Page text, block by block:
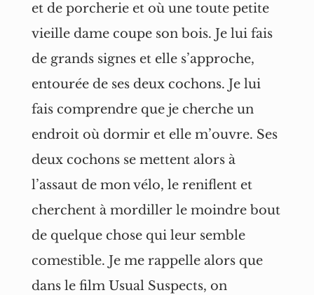
et de porcherie et où une toute petite
vieille dame coupe son bois. Je lui fais
de grands signes et elle s’approche,
entourée de ses deux cochons. Je lui
fais comprendre que je cherche un
endroit où dormir et elle m’ouvre. Ses
deux cochons se mettent alors à
l’assaut de mon vélo, le reniflent et
cherchent à mordiller le moindre bout
de quelque chose qui leur semble
comestible. Je me rappelle alors que
dans le film Usual Suspects, on